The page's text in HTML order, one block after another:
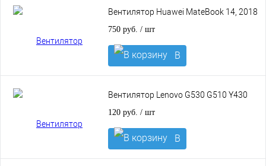
Вентилятор Huawei MateBook 14, 2018
750 руб. / шт
В
корзину
Вентилятор Lenovo G530 G510 Y430
120 руб. / шт
В
корзину